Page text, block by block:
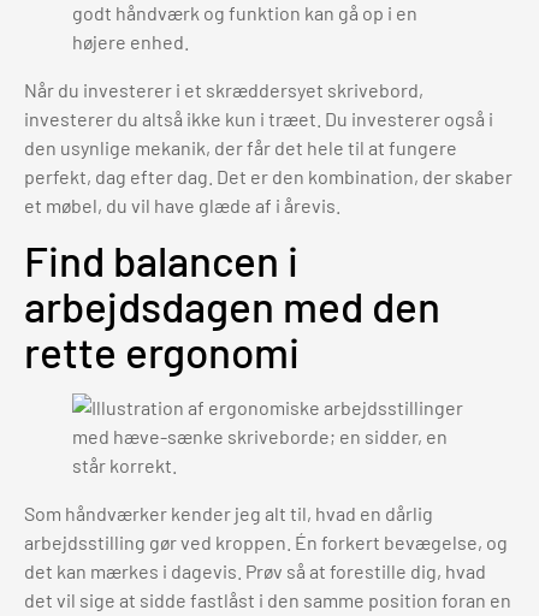
godt håndværk og funktion kan gå op i en
højere enhed.
Når du investerer i et skræddersyet skrivebord,
investerer du altså ikke kun i træet. Du investerer også i
den usynlige mekanik, der får det hele til at fungere
perfekt, dag efter dag. Det er den kombination, der skaber
et møbel, du vil have glæde af i årevis.
Find balancen i
arbejdsdagen med den
rette ergonomi
Som håndværker kender jeg alt til, hvad en dårlig
arbejdsstilling gør ved kroppen. Én forkert bevægelse, og
det kan mærkes i dagevis. Prøv så at forestille dig, hvad
det vil sige at sidde fastlåst i den samme position foran en